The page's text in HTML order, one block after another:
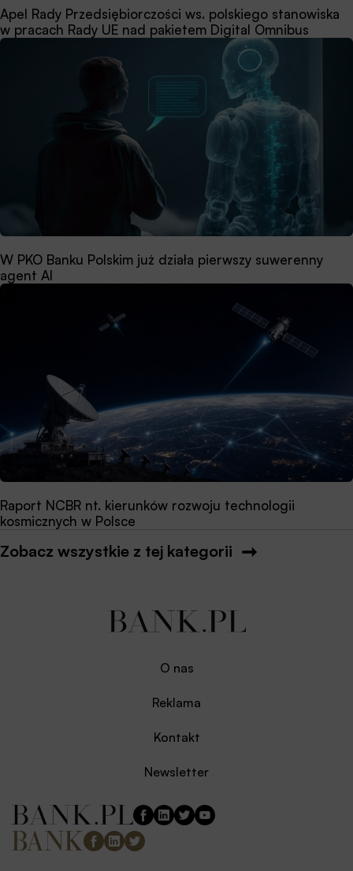
Apel Rady Przedsiębiorczości ws. polskiego stanowiska
w pracach Rady UE nad pakietem Digital Omnibus
W PKO Banku Polskim już działa pierwszy suwerenny
agent AI
Raport NCBR nt. kierunków rozwoju technologii
kosmicznych w Polsce
Zobacz wszystkie z tej kategorii
O nas
Reklama
Kontakt
Newsletter